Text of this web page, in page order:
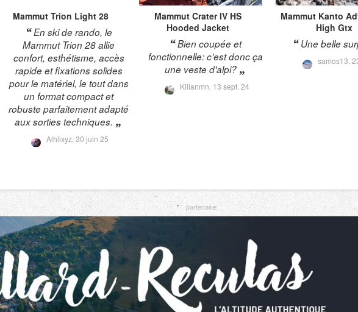
Mammut Trion Light 28
En ski de rando, le
Mammut Trion 28 allie
confort, esthétisme, accès
rapide et fixations solides
pour le matériel, le tout dans
un format compact et
robuste parfaitement adapté
aux sorties techniques.
Alhlixyz,30 juin 25
Mammut Crater IV HS
Hooded Jacket
Bien coupée et
fonctionnelle: c'est donc ça
une veste d'alpi?
Kilianmn, 13 sept. 24
Mammut Kanto
High Gtx
Une belle
samos13,